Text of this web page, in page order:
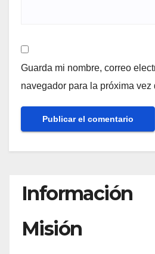
Guarda mi nombre, correo
navegador para la próxima vez
Información
Misión